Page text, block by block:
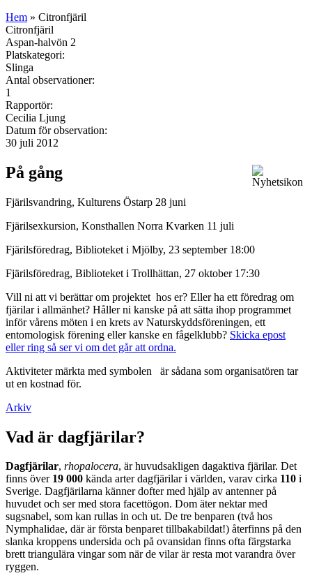
Hem » Citronfjäril
Citronfjäril
Aspan-halvön 2
Platskategori:
Slinga
Antal observationer:
1
Rapportör:
Cecilia Ljung
Datum för observation:
30 juli 2012
På gång
Fjärilsvandring, Kulturens Östarp 28 juni
Fjärilsexkursion, Konsthallen Norra Kvarken 11 juli
Fjärilsföredrag, Biblioteket i Mjölby, 23 september 18:00
Fjärilsföredrag, Biblioteket i Trollhättan, 27 oktober 17:30
Vill ni att vi berättar om projektet hos er? Eller ha ett föredrag om
fjärilar i allmänhet? Håller ni kanske på att sätta ihop programmet
inför vårens möten i en krets av Naturskyddsföreningen, ett
entomologisk förening eller kanske en fågelklubb? Skicka epost
eller ring så ser vi om det går att ordna.
Aktiviteter märkta med symbolen
är sådana som organisatören tar
ut en kostnad för.
Arkiv
Vad är dagfjärilar?
Dagfjärilar, rhopalocera, är huvudsakligen dagaktiva fjärilar. Det
finns över 19 000 kända arter dagfjärilar i världen, varav cirka 110 i
Sverige. Dagfjärilarna känner dofter med hjälp av antenner på
huvudet och ser med stora facettögon. Dom äter nektar med
sugsnabel, som kan rullas in och ut. De tre benparen (två hos
Nymphalidae, där är första benparet tillbakabildat!) återfinns på den
slanka kroppens undersida och på ovansidan finns ofta färgstarka
brett triangulära vingar som när de vilar är resta mot varandra över
ryggen.